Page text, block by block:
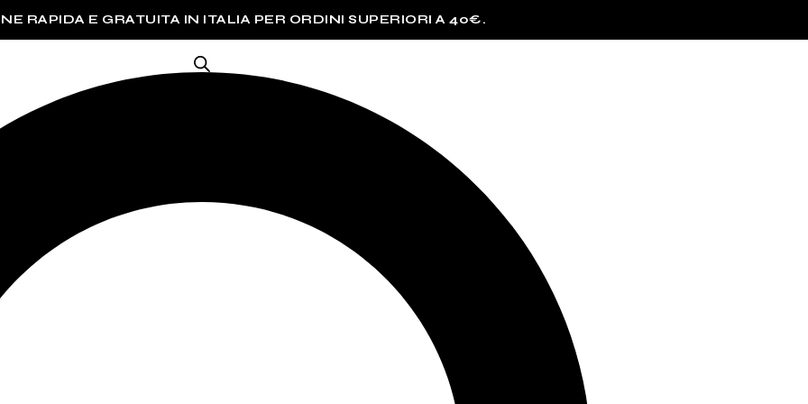
RAPIDA E GRATUITA IN ITALIA PER ORDINI SUPERIORI A 40€.